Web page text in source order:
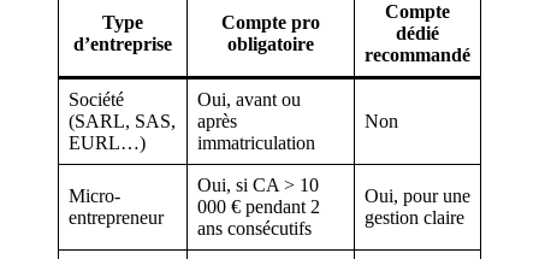
Type
d’entreprise
Compte pro
obligatoire
Compte
dédié
recommandé
Société
(SARL, SAS,
EURL…)
Oui, avant ou
après
immatriculation
Non
Micro-
entrepreneur
Oui, si CA > 10
000 € pendant 2
ans consécutifs
Oui, pour une
gestion claire